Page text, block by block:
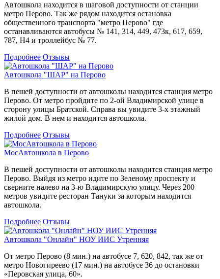
Автошкола находится в шаговой доступности от станции
метро Перово. Так же рядом находится остановка
общественного транспорта "метро Перово" где
останавливаются автобусы № 141, 314, 449, 473к, 617, 659,
787, Н4 и троллейбус № 77.
Подробнее Отзывы
Автошкола "ШАР" на Перово
В пешей доступности от автошколы находится станция метро
Перово. От метро пройдите по 2-ой Владимирской улице в
сторону улицы Братской. Справа вы увидите 3-х этажный
жилой дом. В нем и находится автошкола.
Подробнее Отзывы
МосАвтошкола в Перово
В пешей доступности от автошколы находится станция метро
Перово. Выйдя из метро идите по Зеленому проспекту и
сверните налево на 3-ю Владимирскую улицу. Через 200
метров увидите ресторан Тануки за которым находится
автошкола.
Подробнее Отзывы
Автошкола "Онлайн" НОУ ИИС Утренняя
От метро Перово (8 мин.) на автобусе 7, 620, 842, так же от
метро Новогиреево (17 мин.) на автобусе 36 до остановки
«Перовская улица, 60».